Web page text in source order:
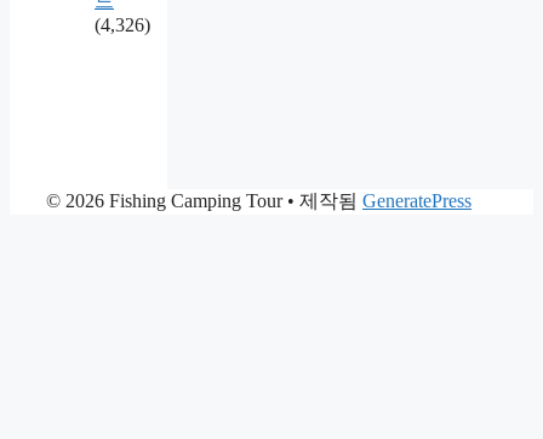
(4,326)
© 2026 Fishing Camping Tour• 제작됨 GeneratePress